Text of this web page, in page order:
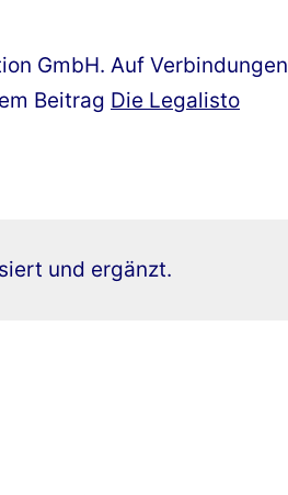
GmbH. Auf Verbindungen
Beitrag Die Legalisto
und ergänzt.